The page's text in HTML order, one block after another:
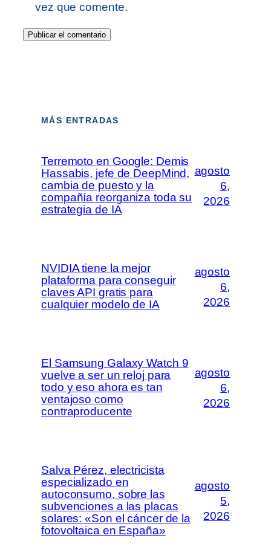
vez que comente.
MÁS ENTRADAS
Terremoto en Google: Demis
Hassabis, jefe de DeepMind,
cambia de puesto y la
compañía reorganiza toda su
estrategia de IA
agosto
6,
2026
NVIDIA tiene la mejor
plataforma para conseguir
claves API gratis para
cualquier modelo de IA
agosto
6,
2026
El Samsung Galaxy Watch 9
vuelve a ser un reloj para
todo y eso ahora es tan
ventajoso como
contraproducente
agosto
6,
2026
Salva Pérez, electricista
especializado en
autoconsumo, sobre las
subvenciones a las placas
solares: «Son el cáncer de la
fotovoltaica en España»
agosto
5,
2026